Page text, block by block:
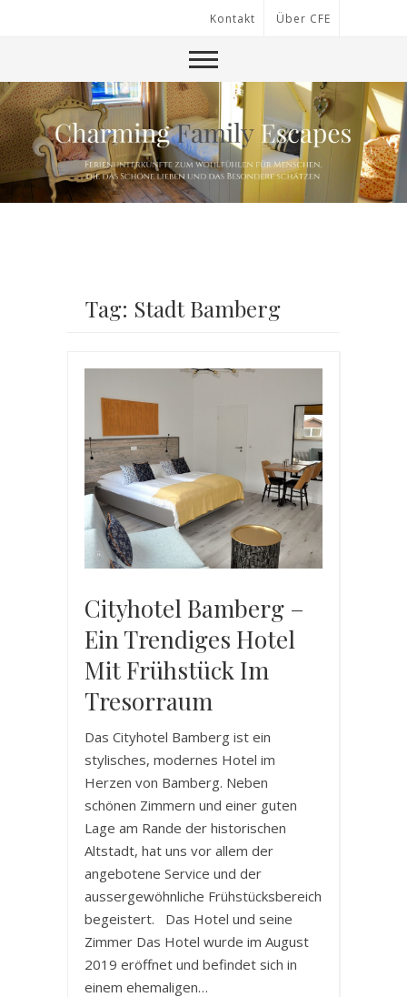
Kontakt Über CFE
Tag: Stadt Bamberg
Cityhotel Bamberg –
Ein Trendiges Hotel
Mit Frühstück Im
Tresorraum
Das Cityhotel Bamberg ist ein
stylisches, modernes Hotel im
Herzen von Bamberg. Neben
schönen Zimmern und einer guten
Lage am Rande der historischen
Altstadt, hat uns vor allem der
angebotene Service und der
aussergewöhnliche Frühstücksbereich
begeistert. Das Hotel und seine
Zimmer Das Hotel wurde im August
2019 eröffnet und befindet sich in
einem ehemaligen…